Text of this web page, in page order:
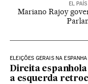
EL PAÍS
Mariano Rajoy
ELEIÇÕES GERAIS NA ESPANHA
Direita espanhola
a esquerda